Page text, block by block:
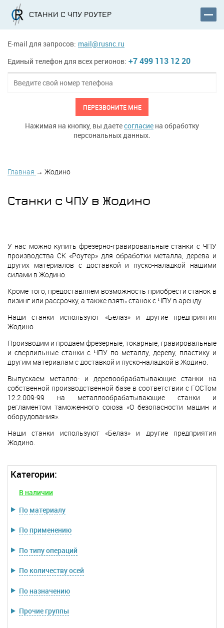
СТАНКИ С ЧПУ РОУТЕР
E-mail для запросов: mail@rusnc.ru
Единый телефон для всех регионов: +7 499 113 12 20
ПЕРЕЗВОНИТЕ МНЕ
Нажимая на кнопку, вы даетесогласие на обработку
персональных данных.
Главная → Жодино
Станки с ЧПУ в Жодино
У нас можно купить фрезерно-гравировальные станки с ЧПУ
производства СК «Роутер» для обработки металла, дерева и
других материалов с доставкой и пуско-наладкой нашими
силами в Жодино.
Кроме того, предоставляем возможность приобрести станок в
лизинг или рассрочку, а также взять станок с ЧПУ в аренду.
Наши станки используют «Белаз» и другие предприятия
Жодино.
Производим и продаём фрезерные, токарные, гравировальные
и сверлильные станки с ЧПУ по металлу, дереву, пластику и
другим материалам с доставкой и пуско-наладкой в Жодино.
Выпускаем металло- и деревообрабатывающие станки на
собственной производственной базе в соответствии с ГОСТом
12.2.009-99 на металлообрабатывающие станки и
регламентом таможенного союза «О безопасности машин и
оборудования».
Наши станки используют «Белаз» и другие предприятия
Жодино.
Категории:
В наличии
По материалу
По применению
По типу операций
По количеству осей
По назначению
Прочие группы